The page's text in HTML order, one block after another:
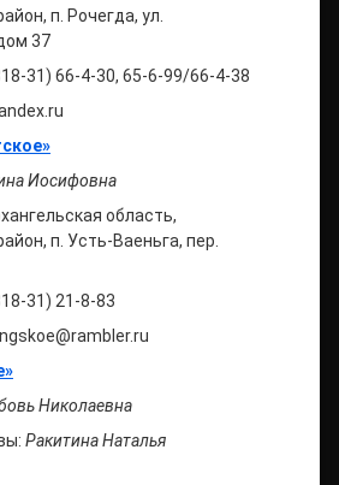
п. Рочегда, ул.
37
31) 66-4-30, 65-6-99/66-4-38
Иосифовна
область,
п. Усть-Ваеньга, пер.
31) 21-8-83
Николаевна
Ракитина Наталья